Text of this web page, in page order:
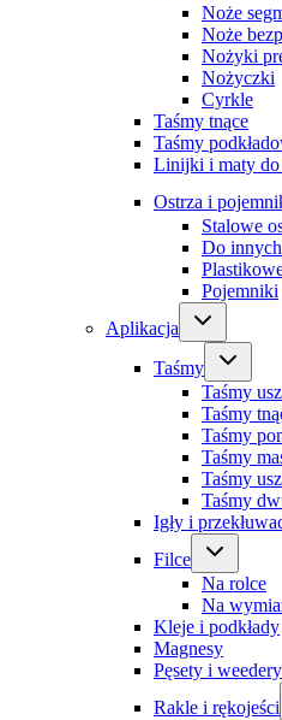
Noże
Noże
Nożyki
Nożyczki
Cyrkle
Taśmy tnące
Taśmy
Linijki i maty do
Ostrza i
Stalowe
Do
Pojemniki
Aplikacja
Taśmy
Taśmy
Taśmy
Taśmy
Taśmy
Taśmy
Taśmy
Igły i
Filce
Na rolce
Na
Kleje i podkłady
Magnesy
Pęsety i weedery
Rakle i rękojeści